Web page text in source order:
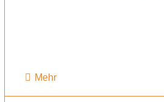
Mehr